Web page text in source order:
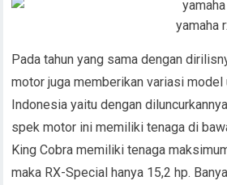
yamaha
Pada tahun yang sama dengan
motor juga memberikan variasi model
Indonesia yaitu dengan
spek motor ini memiliki tenaga di
King Cobra memiliki tenaga
maka RX-Special hanya 15,2 hp.